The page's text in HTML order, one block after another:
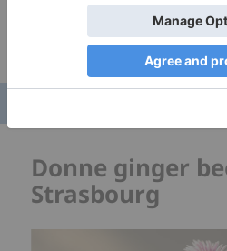
Annonce publiée dans :
Grand-Est-
Kefir de fruits
:Remise en
Donne ginger
Strasbourg